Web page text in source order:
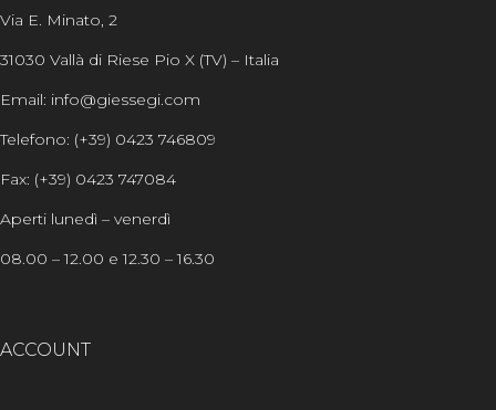
Via E. Minato, 2
31030 Vallà di Riese Pio X (TV) – Italia
Email: info@giessegi.com
Telefono: (+39) 0423 746809
Fax: (+39) 0423 747084
Aperti lunedì – venerdì
08.00 – 12.00 e 12.30 – 16.30
ACCOUNT